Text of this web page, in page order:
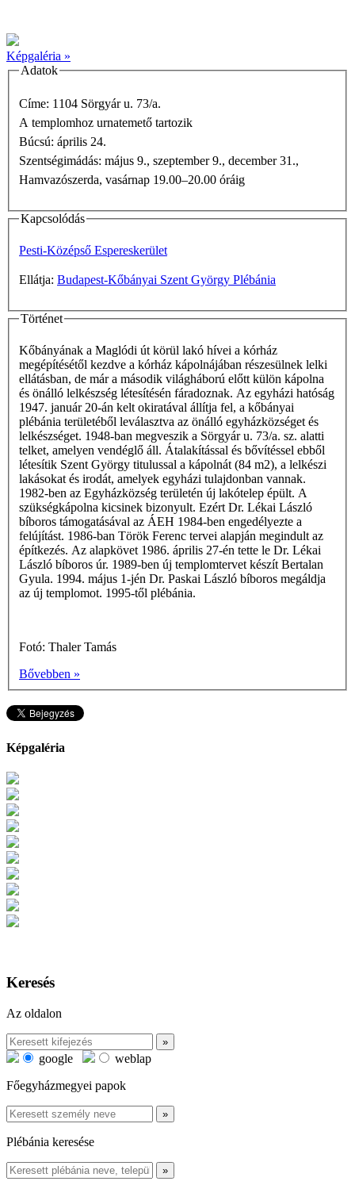
Képgaléria »
Adatok
Címe: 1104 Sörgyár u. 73/a.
A templomhoz urnatemető tartozik
Búcsú: április 24.
Szentségimádás: május 9., szeptember 9., december 31.,
Hamvazószerda, vasárnap 19.00–20.00 óráig
Kapcsolódás
Pesti-Középső Espereskerület
Ellátja: Budapest-Kőbányai Szent György Plébánia
Történet
Kőbányának a Maglódi út körül lakó hívei a kórház
megépítésétől kezdve a kórház kápolnájában részesülnek lelki
ellátásban, de már a második világháború előtt külön kápolna
és önálló lelkészség létesítésén fáradoznak. Az egyházi hatóság
1947. január 20-án kelt okiratával állítja fel, a kőbányai
plébánia területéből leválasztva az önálló egyházközséget és
lelkészséget. 1948-ban megveszik a Sörgyár u. 73/a. sz. alatti
telket, amelyen vendéglő áll. Átalakítással és bővítéssel ebből
létesítik Szent György titulussal a kápolnát (84 m2), a lelkészi
lakásokat és irodát, amelyek egyházi tulajdonban vannak.
1982-ben az Egyházközség területén új lakótelep épült. A
szükségkápolna kicsinek bizonyult. Ezért Dr. Lékai László
bíboros támogatásával az ÁEH 1984-ben engedélyezte a
felújítást. 1986-ban Török Ferenc tervei alapján megindult az
építkezés. Az alapkövet 1986. április 27-én tette le Dr. Lékai
László bíboros úr. 1989-ben új templomtervet készít Bertalan
Gyula. 1994. május 1-jén Dr. Paskai László bíboros megáldja
az új templomot. 1995-től plébánia.
Fotó: Thaler Tamás
Bővebben »
Képgaléria
Keresés
Az oldalon
google
weblap
Főegyházmegyei papok
Plébánia keresése